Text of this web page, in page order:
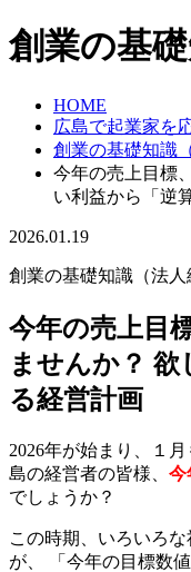
創業の基礎
HOME
広島で起業家を
創業の基礎知識
今年の売上目標
い利益から「逆
2026.01.19
創業の基礎知識（法人
今年の売上目
ませんか？ 欲
る経営計画
2026年が始まり、１
島の経営者の皆様、 今
でしょうか？
この時期、いろいろ
が、 「今年の目標数